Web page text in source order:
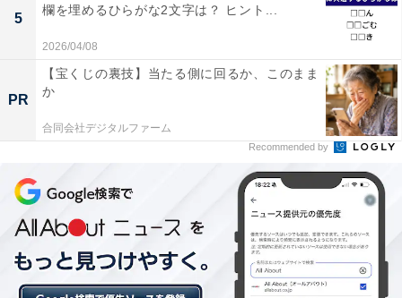
5
欄を埋めるひらがな2文字は？ ヒント...
2026/04/08
PR
【宝くじの裏技】当たる側に回るか、このまま
か
合同会社デジタルファーム
Recommended by